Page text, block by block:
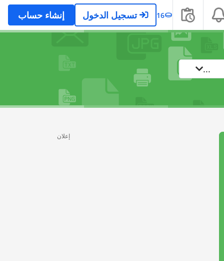
16 تسجيل الدخول إنشاء حساب
...
إعلان